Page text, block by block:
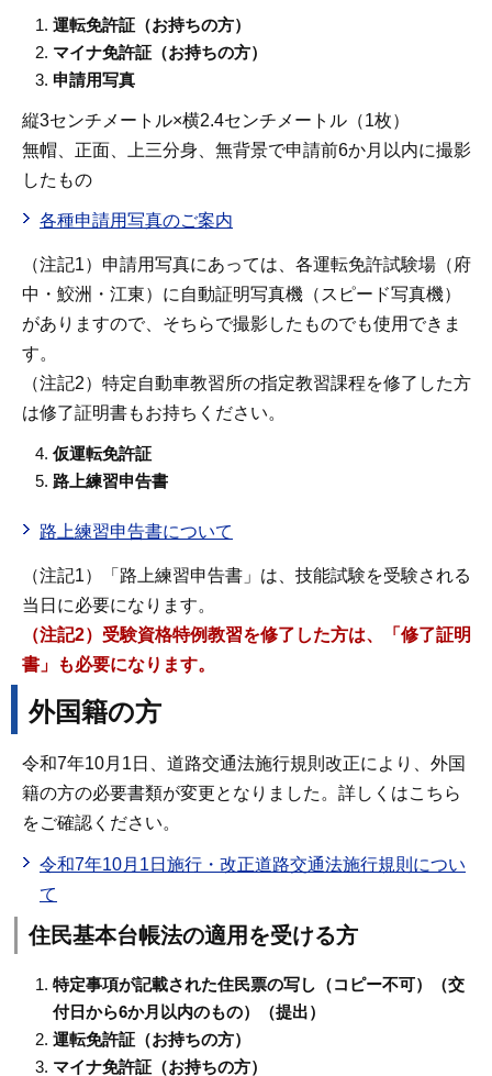
運転免許証（お持ちの方）
マイナ免許証（お持ちの方）
申請用写真
縦3センチメートル×横2.4センチメートル（1枚）
無帽、正面、上三分身、無背景で申請前6か月以内に撮影
したもの
各種申請用写真のご案内
（注記1）申請用写真にあっては、各運転免許試験場（府
中・鮫洲・江東）に自動証明写真機（スピード写真機）
がありますので、そちらで撮影したものでも使用できま
す。
（注記2）特定自動車教習所の指定教習課程を修了した方
は修了証明書もお持ちください。
仮運転免許証
路上練習申告書
路上練習申告書について
（注記1）「路上練習申告書」は、技能試験を受験される
当日に必要になります。
（注記2）受験資格特例教習を修了した方は、「修了証明
書」も必要になります。
外国籍の方
令和7年10月1日、道路交通法施行規則改正により、外国
籍の方の必要書類が変更となりました。詳しくはこちら
をご確認ください。
令和7年10月1日施行・改正道路交通法施行規則につい
て
住民基本台帳法の適用を受ける方
特定事項が記載された住民票の写し（コピー不可）（交
付日から6か月以内のもの）（提出）
運転免許証（お持ちの方）
マイナ免許証（お持ちの方）